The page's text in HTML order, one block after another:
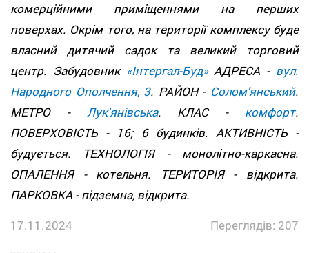
комерційними приміщеннями на перших
поверхах. Окрім того, на території комплексу буде
власний дитячий садок та великий торговий
центр. Забудовник «Інтергал-Буд»АДРЕСА - вул.
Народного Ополчення, 3. РАЙОН - Солом'янський.
МЕТРО - Лук'янівська. КЛАС - комфорт.
ПОВЕРХОВІСТЬ - 16; 6 будинків. АКТИВНІСТЬ -
будується. ТЕХНОЛОГІЯ - монолітно-каркасна.
ОПАЛЕННЯ - котельня. ТЕРИТОРІЯ - відкрита.
ПАРКОВКА - підземна, відкрита.
17.11.2024
Переглядів: 207